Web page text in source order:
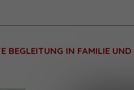
BEGLEITUNG IN FAMILIE UND